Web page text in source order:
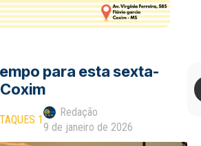
para esta sexta-
1
Redação
9 de janeiro de 2026